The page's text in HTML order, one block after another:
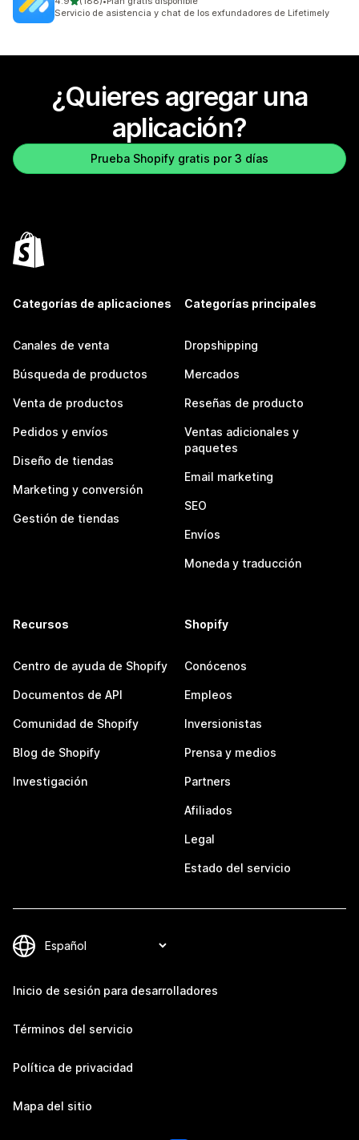
188 reseñas en total
Servicio de asistencia y chat de los exfundadores de Lifetimely
¿Quieres agregar una
aplicación?
Prueba Shopify gratis por 3 días
Categorías de aplicaciones
Canales de venta
Búsqueda de productos
Venta de productos
Pedidos y envíos
Diseño de tiendas
Marketing y conversión
Gestión de tiendas
Categorías principales
Dropshipping
Mercados
Reseñas de producto
Ventas adicionales y
paquetes
Email marketing
SEO
Envíos
Moneda y traducción
Recursos
Centro de ayuda de Shopify
Documentos de API
Comunidad de Shopify
Blog de Shopify
Investigación
Shopify
Conócenos
Empleos
Inversionistas
Prensa y medios
Partners
Afiliados
Legal
Estado del servicio
Inicio de sesión para desarrolladores
Términos del servicio
Política de privacidad
Mapa del sitio